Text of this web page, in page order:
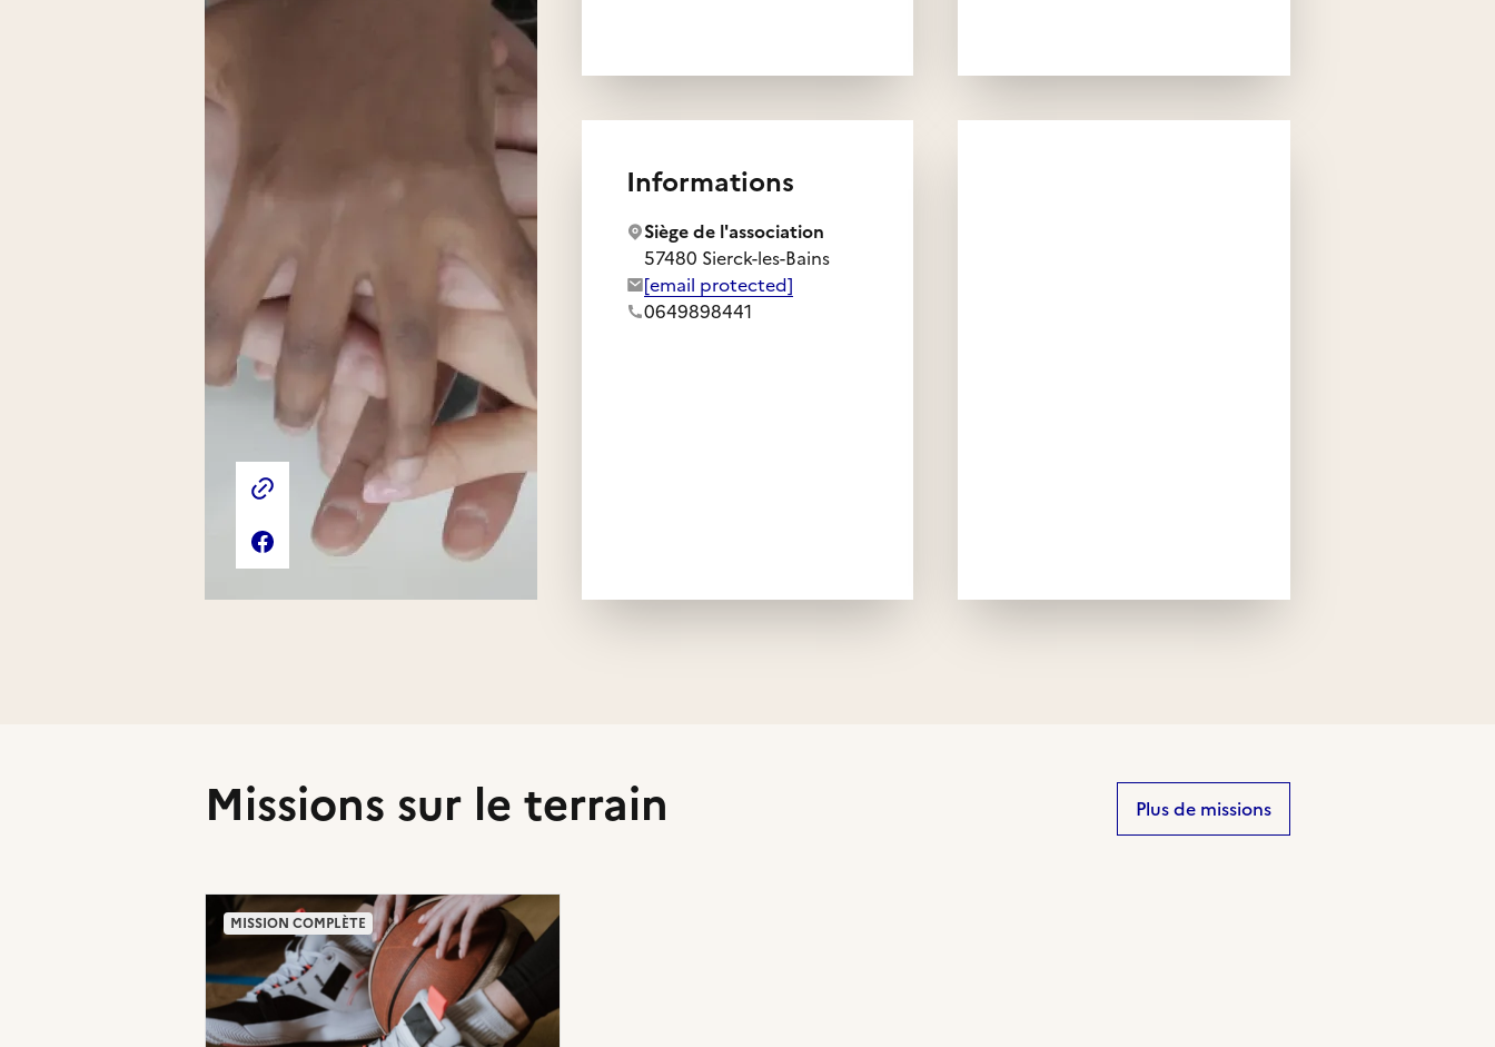
Liens externes de l'association
Site web de l'association
Page Facebook de l'association
Informations
Siège de l'association
57480 Sierck-les-Bains
Adresse e-mail de l'association :
[email protected]
Numéro de téléphone de l'association :
0649898441
Missions sur le terrain Plus de missions
MISSION COMPLÈTE